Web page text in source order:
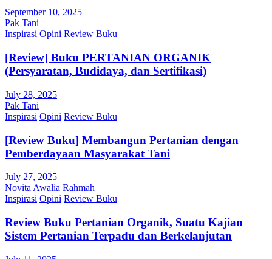
September 10, 2025
Pak Tani
Inspirasi Opini Review Buku
[Review] Buku PERTANIAN ORGANIK
(Persyaratan, Budidaya, dan Sertifikasi)
July 28, 2025
Pak Tani
Inspirasi Opini Review Buku
[Review Buku] Membangun Pertanian dengan
Pemberdayaan Masyarakat Tani
July 27, 2025
Novita Awalia Rahmah
Inspirasi Opini Review Buku
Review Buku Pertanian Organik, Suatu Kajian
Sistem Pertanian Terpadu dan Berkelanjutan